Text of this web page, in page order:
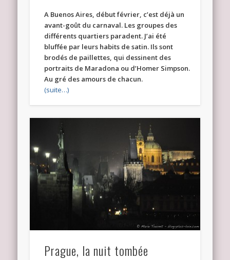
A Buenos Aires, début février, c’est déjà un
avant-goût du carnaval. Les groupes des
différents quartiers paradent. J’ai été
bluffée par leurs habits de satin. Ils sont
brodés de paillettes, qui dessinent des
portraits de Maradona ou d’Homer Simpson.
Au gré des amours de chacun.
(suite…)
Prague, la nuit tombée